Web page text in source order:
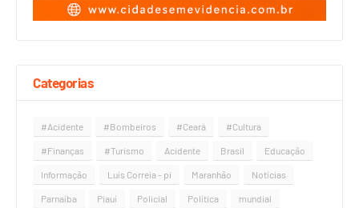
Categorias
#Acidente #Bombeiros #Ceará #Cultura
#Finanças #Turismo Acidente Brasil Educação
Informação Luís Correia - pi Maranhão Notícias
Parnaíba Piauí Policial Política mundial